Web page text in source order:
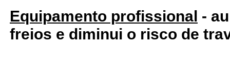
Equipamento profissional -
freios e diminui o risco de